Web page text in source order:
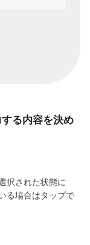
する内容を決め
択された状態に
る場合はタップで